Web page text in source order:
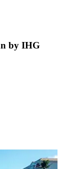
by IHG